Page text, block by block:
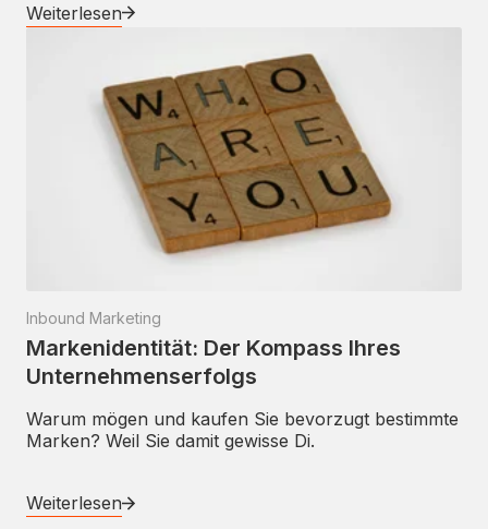
Weiterlesen
Inbound Marketing
Markenidentität: Der Kompass Ihres
Unternehmenserfolgs
Warum mögen und kaufen Sie bevorzugt bestimmte
Marken? Weil Sie damit gewisse Di.
Weiterlesen